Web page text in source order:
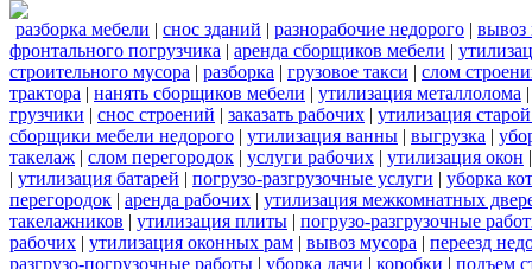
разборка мебели | снос зданий | разнорабочие недорого | вывоз
фронтального погрузчика | аренда сборщиков мебели |
строительного мусора | разборка | грузовое такси | слом
трактора | нанять сборщиков мебели | утилизация металлолома
грузчики | снос строений | заказать рабочих | утилизация
сборщики мебели недорого | утилизация ванны | выгрузка |
такелаж | слом перегородок | услуги рабочих | утилизация окон
| утилизация батарей | погрузо-разгрузочные услуги | уборка
перегородок | аренда рабочих | утилизация межкомнатных
такелажников | утилизация плиты | погрузо-разгрузочные
рабочих | утилизация оконных рам | вывоз мусора | переезд
разгрузо-погрузочные работы | уборка дачи | коробки | подъем